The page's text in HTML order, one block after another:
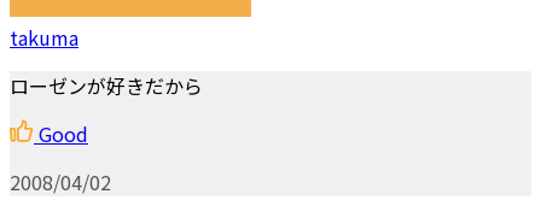
takuma
ローゼンが好きだから
Good
2008/04/02